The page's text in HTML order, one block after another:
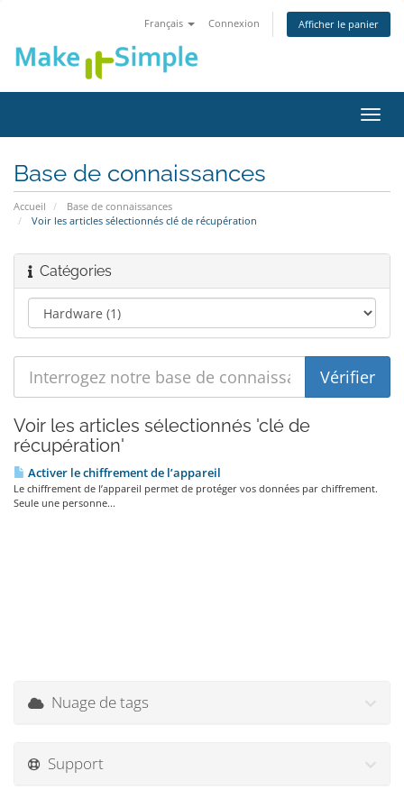
Français Connexion Afficher le panier
la
Base de connaissances
Accueil
Base de connaissances
Voir les articles sélectionnés clé de récupération
Catégories
Voir les articles sélectionnés 'clé de
récupération'
Activer le chiffrement de l’appareil
Le chiffrement de l’appareil permet de protéger vos données par chiffrement.
Seule une personne...
Nuage de tags
Support